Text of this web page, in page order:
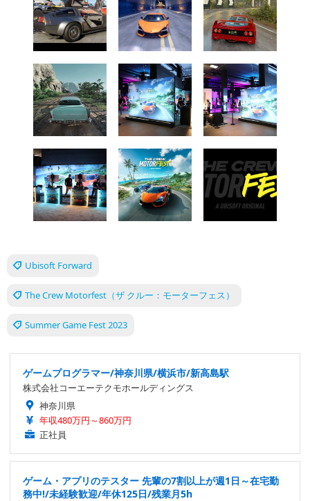
Ubisoft Forward
The Crew Motorfest（ザ クルー：モーターフェス）
Summer Game Fest 2023
ゲームプログラマー/神奈川県/横浜市/新高島駅
株式会社コーエーテクモホールディングス
神奈川県
年収480万円～860万円
正社員
ゲーム・アプリのテスター 先輩の7割以上が週1日～在宅勤
務中!/未経験歓迎/年休125日/残業月5h